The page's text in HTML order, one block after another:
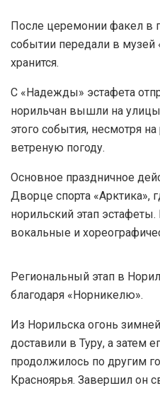
После церемонии факел в
событии передали в
хранится.
С «Надежды» эстафета
норильчан вышли на
этого события, несмотря
ветреную погоду.
Основное праздничное
Дворце спорта «Арктика»,
норильский этап эстафеты.
вокальные и
Региональный этап в
благодаря «Норникелю».
Из Норильска огонь
доставили в Туру, а затем
продолжилось по другим
Красноярья. Завершил он